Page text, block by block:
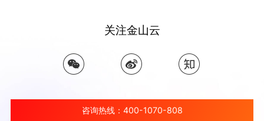
关注金山云
咨询热线：400-1070-808